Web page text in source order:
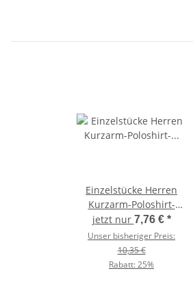
Einzelstücke Herren
Kurzarm-Poloshirt-
Baumwollpiqué /
Kariban K254
jetzt nur 7,76 € *
Unser bisheriger Preis:
10,35 €
Rabatt:25%